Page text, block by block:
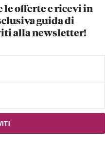
offerte e ricevi in
guida di
alla newsletter!